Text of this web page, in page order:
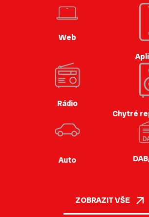
Web
Rádio
Chytré
Auto
ZOBRAZIT VŠE